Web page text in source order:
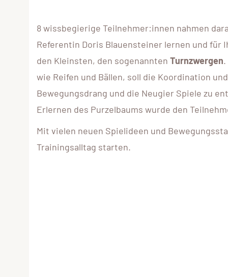
8 wissbegierige Teilnehmer:innen nahmen
Referentin Doris Blauensteiner lernen und für
den Kleinsten, den sogenannten Turnzwergen
wie Reifen und Bällen, soll die Koordination
Bewegungsdrang und die Neugier Spiele zu
Erlernen des Purzelbaums wurde den
Mit vielen neuen Spielideen und
Trainingsalltag starten.